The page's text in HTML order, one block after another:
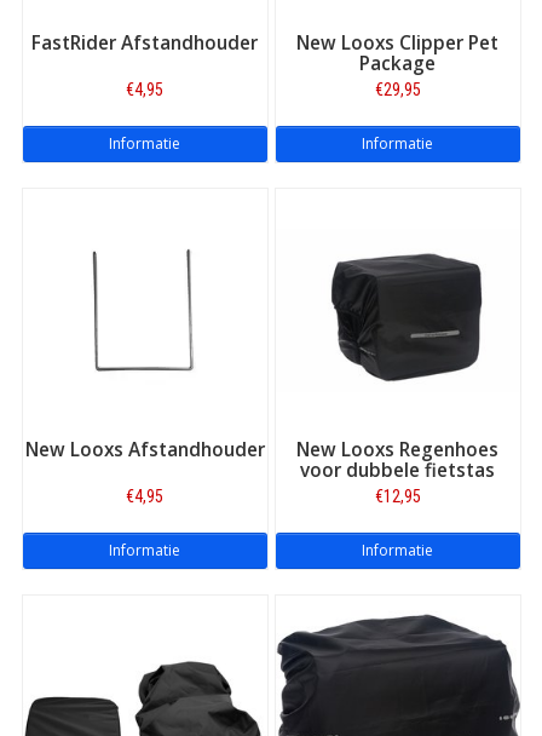
FastRider Afstandhouder
€4,95
Informatie
New Looxs Clipper Pet
Package
€29,95
Informatie
New Looxs Afstandhouder
€4,95
Informatie
New Looxs Regenhoes
voor dubbele fietstas
€12,95
Informatie